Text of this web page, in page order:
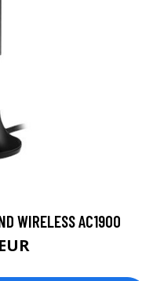
WIRELESS AC1900